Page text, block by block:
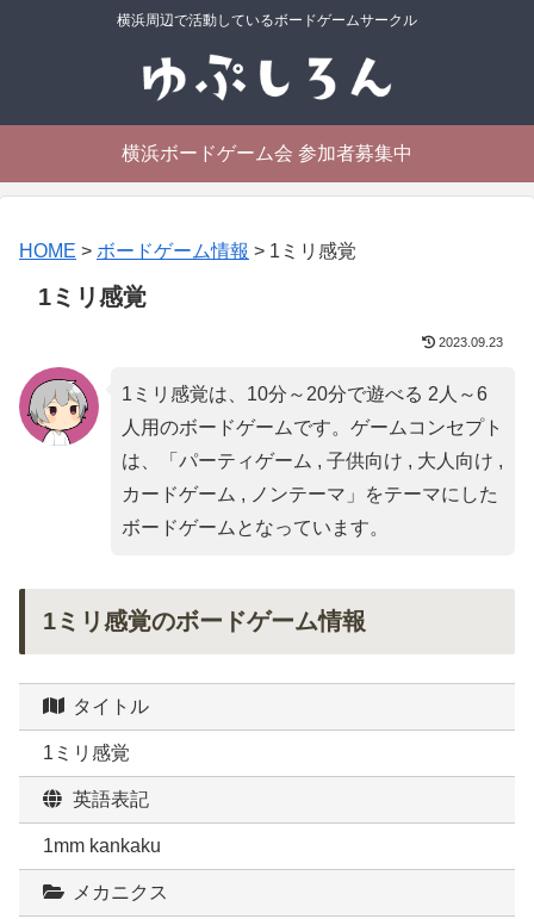
横浜周辺で活動しているボードゲームサークル
横浜ボードゲーム会 参加者募集中
HOME > ボードゲーム情報 > 1ミリ感覚
1ミリ感覚
2023.09.23
1ミリ感覚は、10分～20分で遊べる 2人～6
人用のボードゲームです。ゲームコンセプト
は、「 パーティゲーム , 子供向け , 大人向け ,
カードゲーム , ノンテーマ 」をテーマにした
ボードゲームとなっています。
1ミリ感覚のボードゲーム情報
タイトル
1ミリ感覚
英語表記
1mm kankaku
メカニクス